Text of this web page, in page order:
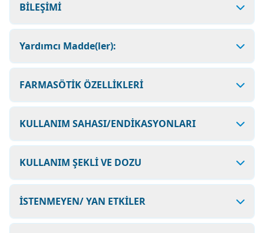
BİLEŞİMİ
Yardımcı Madde(ler):
FARMASÖTİK ÖZELLİKLERİ
KULLANIM SAHASI/ENDİKASYONLARI
KULLANIM ŞEKLİ VE DOZU
İSTENMEYEN/ YAN ETKİLER